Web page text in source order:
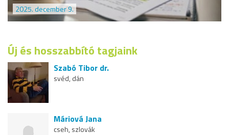
2025. december 9.
Új és hosszabbító tagjaink
Szabó Tibor dr.
svéd, dán
Máriová Jana
cseh, szlovák